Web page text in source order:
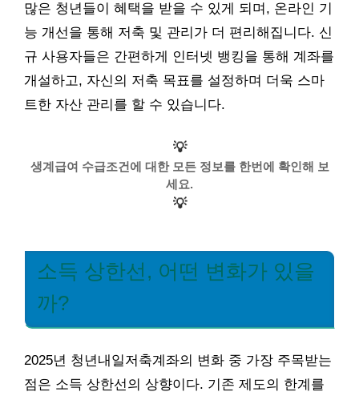
많은 청년들이 혜택을 받을 수 있게 되며, 온라인 기
능 개선을 통해 저축 및 관리가 더 편리해집니다. 신
규 사용자들은 간편하게 인터넷 뱅킹을 통해 계좌를
개설하고, 자신의 저축 목표를 설정하며 더욱 스마
트한 자산 관리를 할 수 있습니다.
💡
생계급여 수급조건에 대한 모든 정보를 한번에 확인해 보
세요.
💡
소득 상한선, 어떤 변화가 있을
까?
2025년 청년내일저축계좌의 변화 중 가장 주목받는
점은 소득 상한선의 상향이다. 기존 제도의 한계를